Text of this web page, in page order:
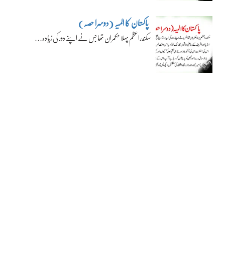
پاکستان کا المیہ (دوسرا حصہ)
سکندراعظم پہلا حکمران تھا جس نے اپنے دور کی زیادہ…